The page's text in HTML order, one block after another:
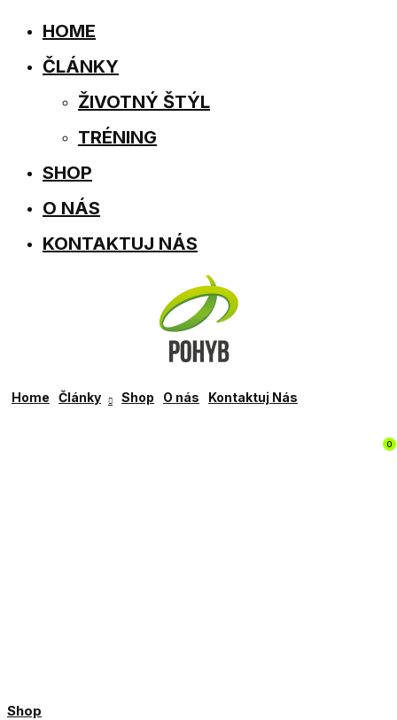
HOME
ČLÁNKY
ŽIVOTNÝ ŠTÝL
TRÉNING
SHOP
O NÁS
KONTAKTUJ NÁS
Home Články Shop O nás Kontaktuj Nás
0
Shop